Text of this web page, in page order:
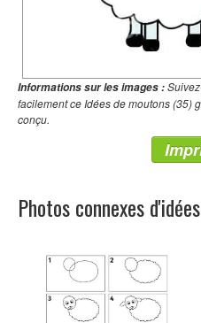
Informations sur les images :
facilement ce Idées de moutons (35)
conçu.
Photos connexes